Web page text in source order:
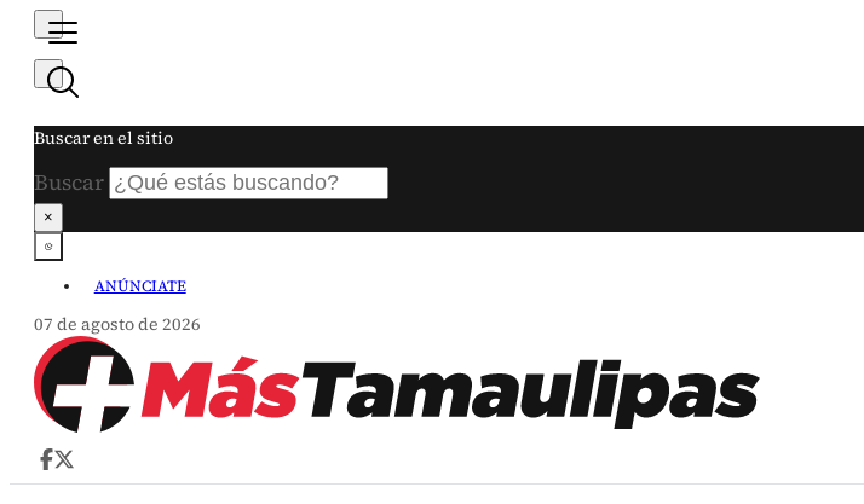
Buscar en el sitio
Buscar
×
ANÚNCIATE
07 de agosto de 2026